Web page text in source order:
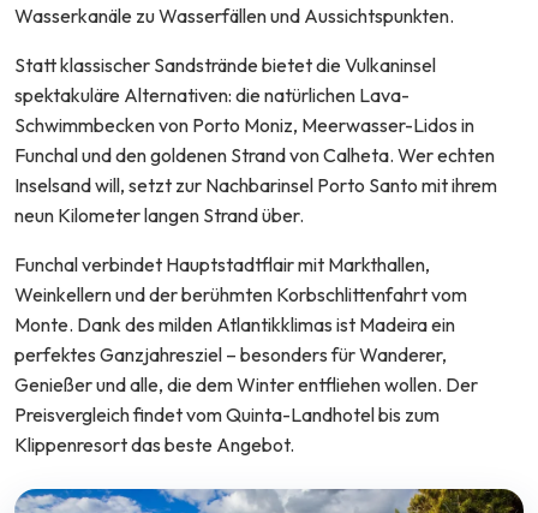
Wasserkanäle zu Wasserfällen und Aussichtspunkten.
Statt klassischer Sandstrände bietet die Vulkaninsel
spektakuläre Alternativen: die natürlichen Lava-
Schwimmbecken von Porto Moniz, Meerwasser-Lidos in
Funchal und den goldenen Strand von Calheta. Wer echten
Inselsand will, setzt zur Nachbarinsel Porto Santo mit ihrem
neun Kilometer langen Strand über.
Funchal verbindet Hauptstadtflair mit Markthallen,
Weinkellern und der berühmten Korbschlittenfahrt vom
Monte. Dank des milden Atlantikklimas ist Madeira ein
perfektes Ganzjahresziel – besonders für Wanderer,
Genießer und alle, die dem Winter entfliehen wollen. Der
Preisvergleich findet vom Quinta-Landhotel bis zum
Klippenresort das beste Angebot.